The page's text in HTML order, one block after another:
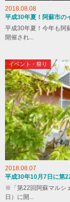
2018.08.08
平成30年夏！阿蘇市
平成30年夏！今年も阿
開催され...
イベント・祭り
2018.08.07
平成30年10月7日に第
※「第22回阿蘇マルシ
日）に開...